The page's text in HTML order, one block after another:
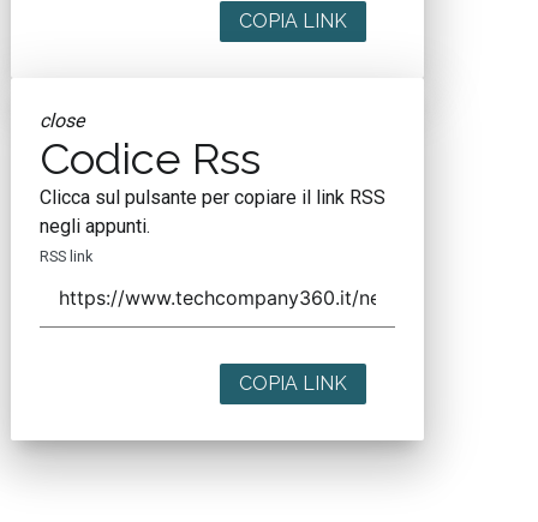
COPIA LINK
close
Codice Rss
Clicca sul pulsante per copiare il link RSS
negli appunti.
RSS link
COPIA LINK